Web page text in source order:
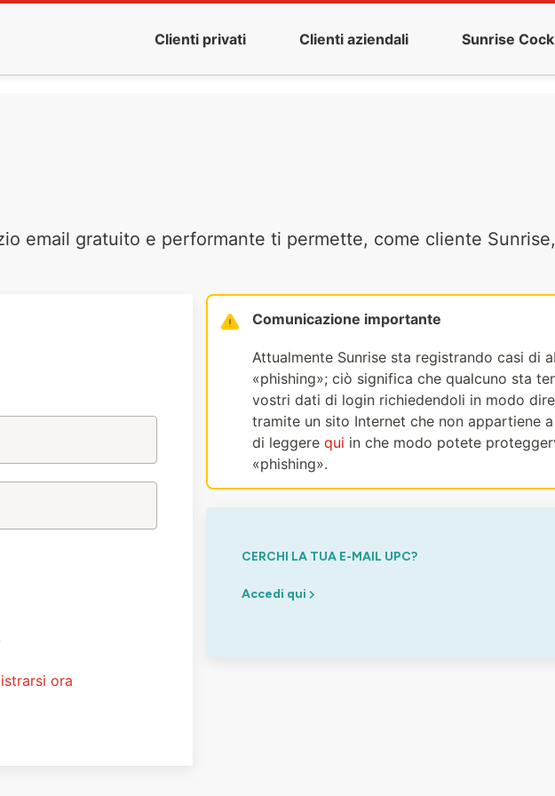
Clienti privati Clienti aziendali Sunrise
email gratuito e performante ti permette, come cliente
ora
Comunicazione importante
Attualmente Sunrise sta registrando casi di
«phishing»; ciò significa che qualcuno sta
vostri dati di login richiedendoli in modo
tramite un sito Internet che non appartiene
di leggere qui in che modo potete
«phishing».
CERCHI LA TUA E-MAIL UPC?
Accedi qui